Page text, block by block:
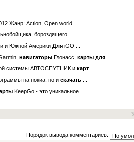
Жанр: Action, Open world
бороздящего ...
и Южной Америки Для iGO ...
навигаторы Глонасс, карты для
системы АВТОСПУТНИК и карт
на нокиа, но и скачать
KeepGo - это уникальное ...
Порядок вывода комментариев: